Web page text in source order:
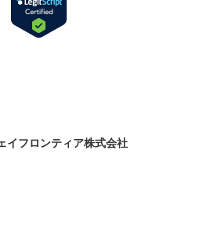
イフロンティア株式会社